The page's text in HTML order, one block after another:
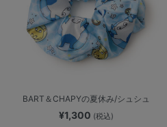
BART＆CHAPYの夏休み/シュシュ
¥1,300 (税込)